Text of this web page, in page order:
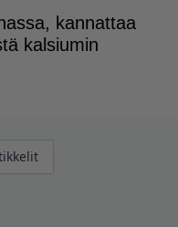
kannattaa
kalsiumin